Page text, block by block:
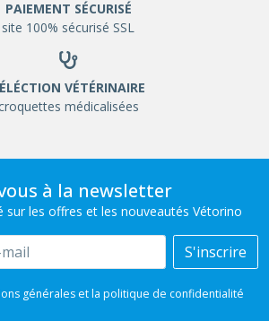
PAIEMENT SÉCURISÉ
site 100% sécurisé SSL
VÉTÉRINAIRE
médicalisées
à la newsletter
sur les offres et les nouveautés Vétorino
S'inscrire
générales et la politique de confidentialité